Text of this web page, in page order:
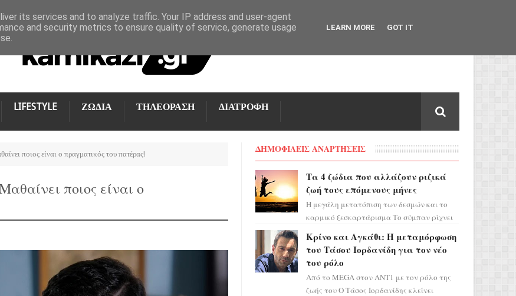
LIFESTYLE ΖΩΔΙΑ ΤΗΛΕΟΡΑΣΗ ΔΙΑΤΡΟΦΗ
ποιος είναι ο πραγματικός του πατέρας!
ποιος είναι ο
ΔΗΜΟΦΙΛΕΙΣ ΑΝΑΡΤΗΣΕΙΣ
Τα 4 ζώδια που αλλάζουν ριζικά
ζωή τους επόμενους μήνες
Η μεγάλη μετατόπιση των δεσμών και το
καρμικό ξεσκαρτάρισμα Το σύμπαν ρίχνει
προειδοποιεί: οι σελην...
Κρίνο και Αγκάθι: Η μεταμόρφωση
του Τάσου Ιορδανίδη για τον νέο
του ρόλο
Από το MEGA στον ΑΝΤ1 με τον ρόλο της
ζωής του Ο Τάσος Ιορδανίδης κλείνει
its services and to analyze traffic. Your IP address and user-agent
and security metrics to ensure quality of service, generate usage
LEARN MORE GOT IT